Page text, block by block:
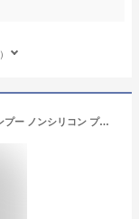
LUSH ヴィーガンプロテイン クリーム シャンプー ノンシリコン プレゼント ダメージヘア パーマ カラー ツヤ コシ 自然由来 ハンドメイド コスメ ラッシュ 公式